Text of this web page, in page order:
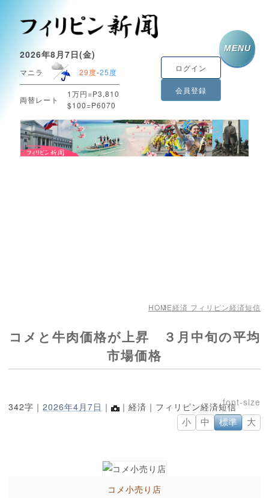
2026年8月7日(金)
マニラ 29度-25度
両替レート
1万円=P3,810
$100=P6070
ログイン
会員登録
MENU
HOME経済 フィリピン経済短信
コメと牛肉価格が上昇 ３月中旬の平均
市場価格
342字｜ 2026年4月7日 ｜ ｜経済｜フィリピン経済短信
小 中 標準 大
コメ小売り店